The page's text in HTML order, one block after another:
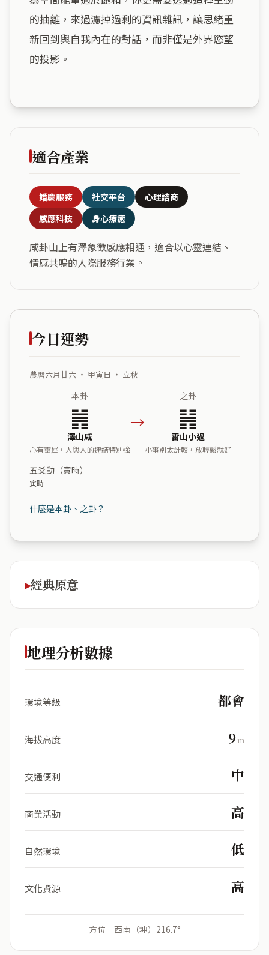
的抽離，來過濾掉過剩的資訊雜訊，讓思緒重
新回到與自我內在的對話，而非僅是外界慾望
的投影。
適合產業
婚慶服務 社交平台
心理諮商
感應科技
身心療癒
咸卦山上有澤象徵感應相通，適合以心靈連結、
情感共鳴的人際服務行業。
今日運勢
農曆六月廿六 ・ 甲寅日 ・ 立秋
本卦
䷞
澤山咸
心有靈犀，人與人的連結特別強
→
之卦
䷽
雷山小過
小事別太計較，放輕鬆就好
五爻動（寅時）
寅時
什麼是本卦、之卦？
經典原意
地理分析數據
環境等級 都會
海拔高度 9m
交通便利 中
商業活動 高
自然環境 低
文化資源 高
方位 西南（坤）216.7°